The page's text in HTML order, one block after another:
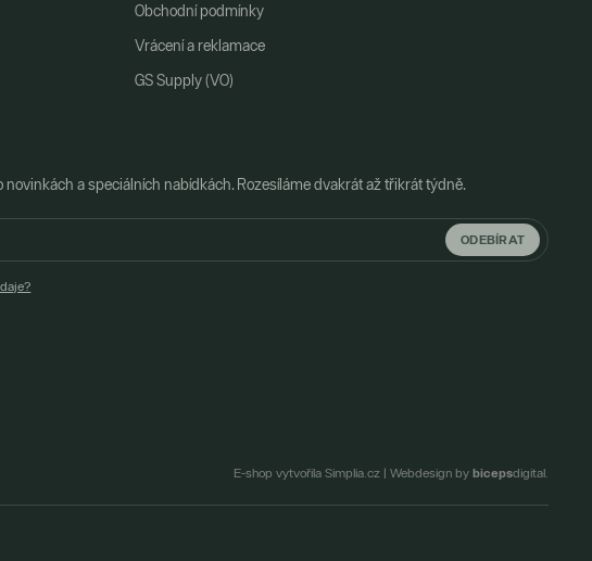
Obchodní podmínky
Vrácení a reklamace
GS Supply (VO)
a speciálních nabídkách. Rozesíláme dvakrát až třikrát týdně.
ODEBÍRAT
E-shop vytvořila Simplia.cz | Webdesign by bicepsdigital.